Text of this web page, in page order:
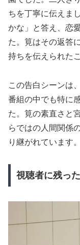
ちを丁寧に伝えま
かな」と答え、恋
た。筧はその返答
持ちを伝えられた
この告白シーンは
番組の中でも特に
た。筧の素直さと
らではの人間関係
り継がれています。
視聴者に残っ